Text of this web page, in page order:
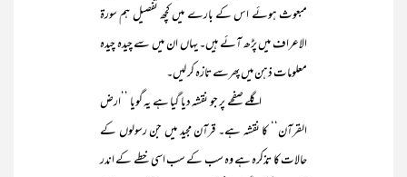
مبعوث ہوئے اس کے بارے میں کچھ تفصیل ہم سورۃ
الاعراف میں پڑھ آئے ہیں۔ یہاں ان میں سے چیدہ چیدہ
معلومات ذہن میں پھرسے تازہ کر لیں۔
اگلے صفحے پر جو نقشہ دیا گیا ہے یہ گویا ’’ارض
القرآن‘‘ کا نقشہ ہے۔ قرآن مجید میں جن رسولوں کے
حالات کا تذکرہ ہے وہ سب کے سب اسی خطے کے اندر